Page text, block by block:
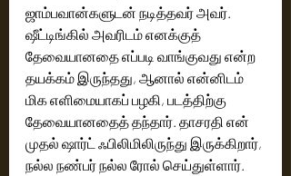
ஜாம்பவான்களுடன் நடித்தவர் அவர்.
ஷீட்டிங்கில் அவரிடம் எனக்குத்
தேவையானதை எப்படி வாங்குவது என்ற
தயக்கம் இருந்தது, ஆனால் என்னிடம்
மிக எளிமையாகப் பழகி, படத்திற்கு
தேவையானதைத் தந்தார். தாசரதி என்
முதல் ஷார்ட் ஃபிலிமிலிருந்து இருக்கிறார்,
நல்ல நண்பர் நல்ல ரோல் செய்துள்ளார்.